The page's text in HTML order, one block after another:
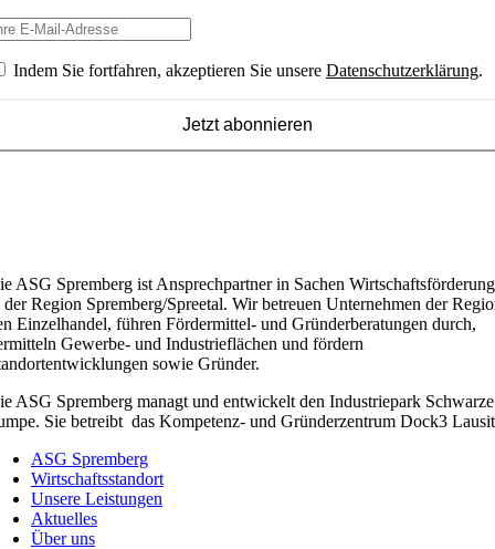
Indem Sie fortfahren, akzeptieren Sie unsere Datenschutzerklärung.
ASG Spremberg ist Ansprechpartner in Sachen Wirtschaftsförderung
der Region Spremberg/Spreetal. Wir betreuen Unternehmen der
Einzelhandel, führen Fördermittel- und Gründerberatungen durch,
Gewerbe- und Industrieflächen und fördern
sowie Gründer.
ASG Spremberg managt und entwickelt den Industriepark Schwarze
Sie betreibt das Kompetenz- und Gründerzentrum Dock3
ASG Spremberg
Wirtschaftsstandort
Unsere Leistungen
Aktuelles
Über uns